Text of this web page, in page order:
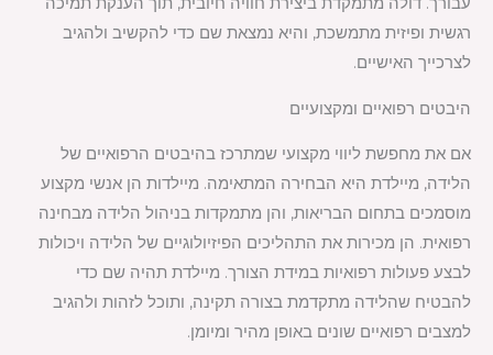
רגשית ופיזית מתמשכת, והיא נמצאת שם כדי להקשיב ולהגיב
לצרכייך האישיים.
היבטים רפואיים ומקצועיים
אם את מחפשת ליווי מקצועי שמתרכז בהיבטים הרפואיים של
הלידה, מיילדת היא הבחירה המתאימה. מיילדות הן אנשי מקצוע
מוסמכים בתחום הבריאות, והן מתמקדות בניהול הלידה מבחינה
רפואית. הן מכירות את התהליכים הפיזיולוגיים של הלידה ויכולות
לבצע פעולות רפואיות במידת הצורך. מיילדת תהיה שם כדי
להבטיח שהלידה מתקדמת בצורה תקינה, ותוכל לזהות ולהגיב
למצבים רפואיים שונים באופן מהיר ומיומן.